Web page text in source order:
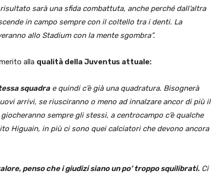
sarà una sfida combattuta, anche perché dall’altra
in campo sempre con il coltello tra i denti. La
allo Stadium con la mente sgombra”.
alla qualità della Juventus attuale:
squadrae quindi c’è già una quadratura. Bisognerà
arrivi, se riusciranno o meno ad innalzare ancor di più il
sempre gli stessi, a centrocampo c’è qualche
Higuain, in più ci sono quei calciatori che devono ancora
penso che i giudizi siano un po’ troppo squilibrati. Ci